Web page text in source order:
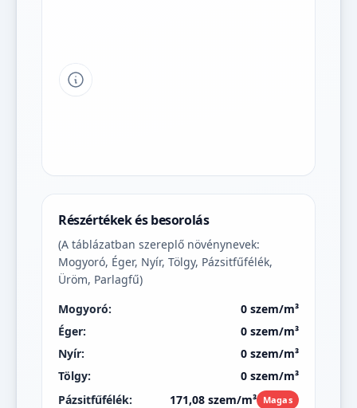
Tipp a grafikon jelmagyarázatához
Részértékek és besorolás
(A táblázatban szereplő növénynevek:
Mogyoró, Éger, Nyír, Tölgy, Pázsitfűfélék,
Üröm, Parlagfű)
Mogyoró:
0 szem/m³
Éger:
0 szem/m³
Nyír:
0 szem/m³
Tölgy:
0 szem/m³
Pázsitfűfélék:
171,08 szem/m³ Magas